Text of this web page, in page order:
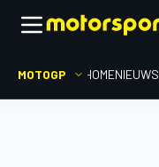
MOTOGP HOMENIEUWS